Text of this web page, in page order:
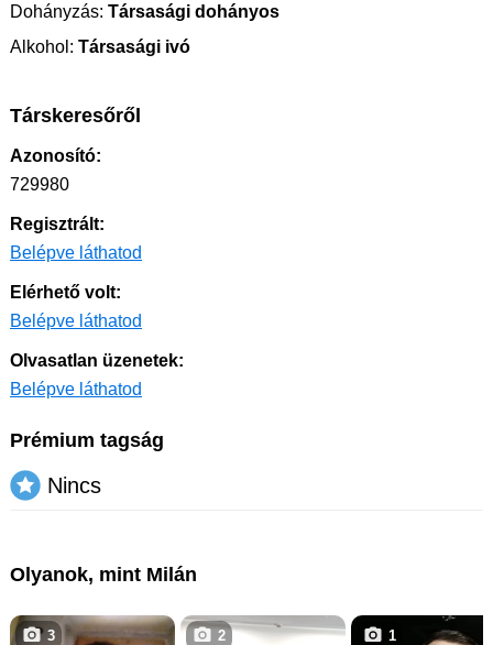
Dohányzás: Társasági dohányos
Alkohol: Társasági ivó
Társkeresőről
Azonosító:
729980
Regisztrált:
Belépve láthatod
Elérhető volt:
Belépve láthatod
Olvasatlan üzenetek:
Belépve láthatod
Prémium tagság
Nincs
Olyanok, mint Milán
3 2 1